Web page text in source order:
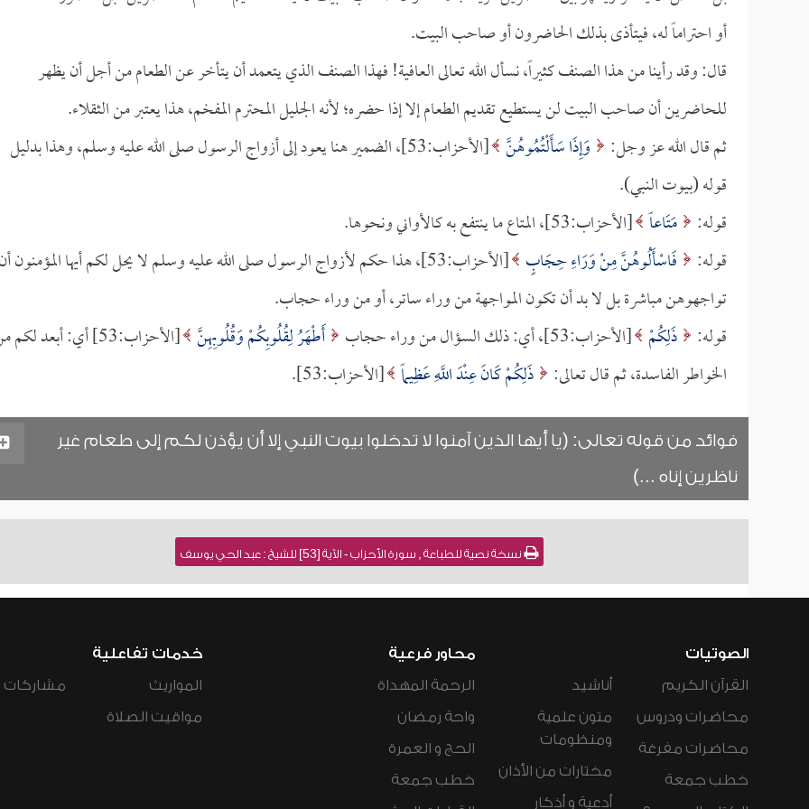
أو احتراماً له، فيتأذى بذلك الحاضرون أو صاحب البيت.
قال: وقد رأينا من هذا الصنف كثيراً، نسأل الله تعالى العافية! فهذا الصنف الذي يتعمد أن يتأخر عن الطعام من أجل أن يظهر
للحاضرين أن صاحب البيت لن يستطيع تقديم الطعام إلا إذا حضره؛ لأنه الجليل المحترم المفخم، هذا يعتبر من الثقلاء.
ثم قال الله عز وجل:
وَإِذَا سَأَلْتُمُوهُنَّ
[الأحزاب:53]، الضمير هنا يعود إلى أزواج الرسول صلى الله عليه وسلم، وهذا بدليل
قوله (بيوت النبي).
قوله: مَتَاعاً [الأحزاب:53]، المتاع ما ينتفع به كالأواني ونحوها.
قوله:
فَاسْأَلُوهُنَّ مِنْ وَرَاءِ حِجَابٍ
[الأحزاب:53]، هذا حكم لأزواج الرسول صلى الله عليه وسلم لا يحل لكم أيها المؤمنون
تواجهوهن مباشرة بل لا بد أن تكون المواجهة من وراء ساتر، أو من وراء حجاب.
قوله: ذَلِكُمْ [الأحزاب:53]، أي: ذلك السؤال من وراء حجاب أَطْهَرُ لِقُلُوبِكُمْ وَقُلُوبِهِنَّ
[الأحزاب:53] أي: أبعد
الخواطر الفاسدة، ثم قال تعالى: ذَلِكُمْ كَانَ عِنْدَ اللَّهِ عَظِيماً [الأحزاب:53].
فوائد من قوله تعالى: (يا أيها الذين آمنوا لا تدخلوا بيوت النبي إلا أن يؤذن لكم إلى طعام غير
ناظرين إناه ...)
نسخة نصية للطباعة , سورة الأحزاب - الآية [53] للشيخ : عبد الحي يوسف
الصوتيات
القرآن الكريم
محاضرات ودروس
محاضرات مفرغة
خطب جمعة
أناشيد
متون علمية
ومنظومات
مختارات من الأذان
أدعية و أذكار
محاور فرعية
الرحمة المهداة
واحة رمضان
الحج و العمرة
خطب جمعة
خدمات تفاعلية
المواريث
مواقيت الصلاة
مشاركات